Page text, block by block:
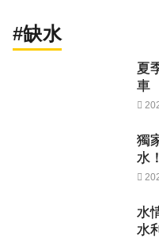
#缺水
夏
車
獨
水
水
水